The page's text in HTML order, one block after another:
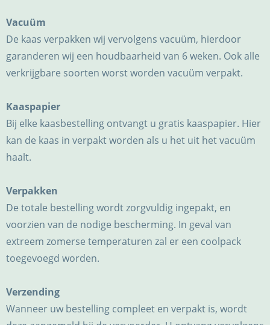
Vacuüm
De kaas verpakken wij vervolgens vacuüm, hierdoor
garanderen wij een houdbaarheid van 6 weken. Ook alle
verkrijgbare soorten worst worden vacuüm verpakt.
Kaaspapier
Bij elke kaasbestelling ontvangt u gratis kaaspapier. Hier
kan de kaas in verpakt worden als u het uit het vacuüm
haalt.
Verpakken
De totale bestelling wordt zorgvuldig ingepakt, en
voorzien van de nodige bescherming. In geval van
extreem zomerse temperaturen zal er een coolpack
toegevoegd worden.
Verzending
Wanneer uw bestelling compleet en verpakt is, wordt